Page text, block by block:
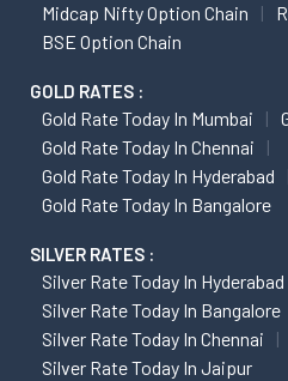
Midcap Nifty Option Chain
BSE Option Chain
GOLD RATES :
Gold Rate Today In Mumbai
Gold Rate Today In Chennai
Gold Rate Today In Hyderabad
Gold Rate Today In Bangalore
SILVER RATES :
Silver Rate Today In Hyderabad
Silver Rate Today In Bangalore
Silver Rate Today In Chennai
Silver Rate Today In Jaipur